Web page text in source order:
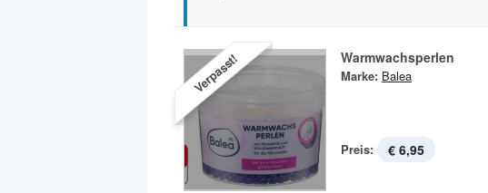
Verpasst! Warmwachsperlen
Marke: Balea
Preis: € 6,95